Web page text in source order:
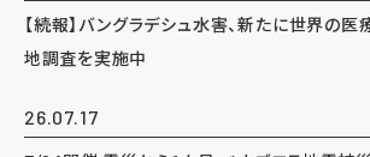
【続報】バングラデシュ水害、新たに世界の
地調査を実施中
26.07.17